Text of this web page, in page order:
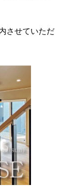
させていただ